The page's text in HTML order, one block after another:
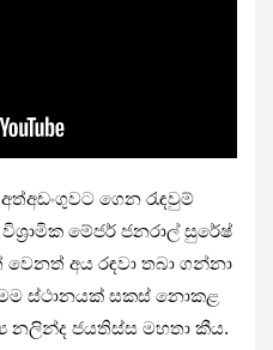
ගෙන රැඳවුම්
මේජර් ජනරාල් සුරේෂ්
වෙනත් අය රඳවා තබා ගන්නා
ස්ථානයක් සකස් නොකළ
නලින්ද ජයතිස්ස මහතා කීය.